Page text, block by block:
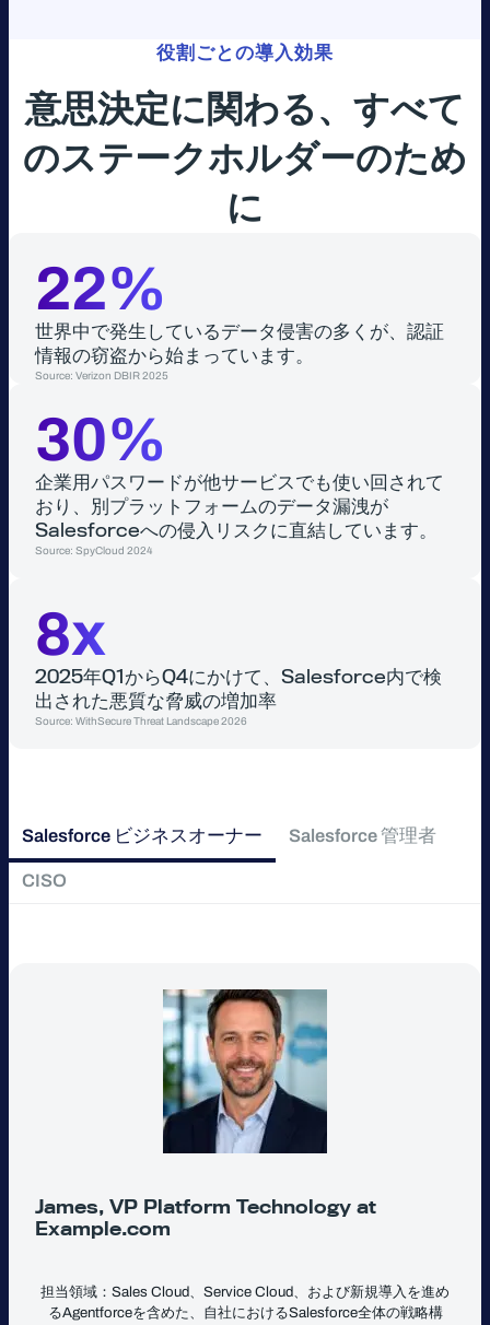
役割ごとの導入効果
意思決定に関わる、すべて
のステークホルダーのため
に
22%
世界中で発生しているデータ侵害の多くが、認証
情報の窃盗から始まっています。
Source: Verizon DBIR 2025
30%
企業用パスワードが他サービスでも使い回されて
おり、別プラットフォームのデータ漏洩が
Salesforceへの侵入リスクに直結しています。
Source: SpyCloud 2024
8x
2025年Q1からQ4にかけて、Salesforce内で検
出された悪質な脅威の増加率
Source: WithSecure Threat Landscape 2026
Salesforce ビジネスオーナー Salesforce 管理者
CISO
James, VP Platform Technology at
Example.com
担当領域：Sales Cloud、Service Cloud、および新規導入を進め
るAgentforceを含めた、自社におけるSalesforce全体の戦略構